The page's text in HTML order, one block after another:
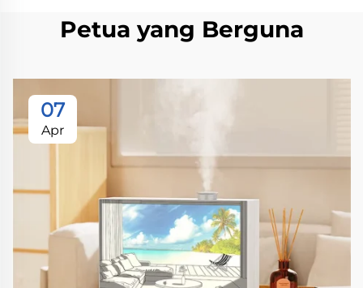
Petua yang Berguna
07
Apr